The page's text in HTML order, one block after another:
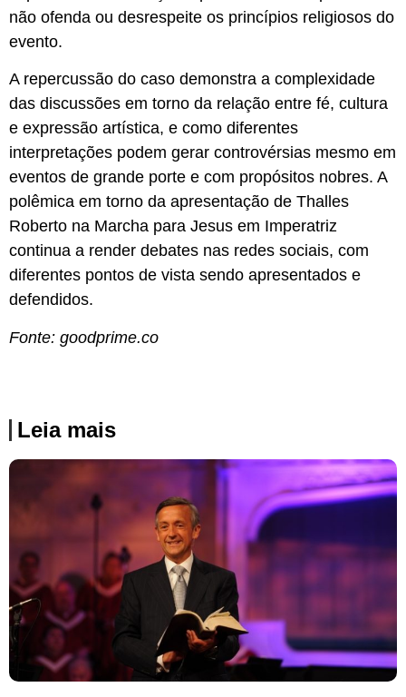
não ofenda ou desrespeite os princípios religiosos do
evento.
A repercussão do caso demonstra a complexidade
das discussões em torno da relação entre fé, cultura
e expressão artística, e como diferentes
interpretações podem gerar controvérsias mesmo em
eventos de grande porte e com propósitos nobres. A
polêmica em torno da apresentação de Thalles
Roberto na Marcha para Jesus em Imperatriz
continua a render debates nas redes sociais, com
diferentes pontos de vista sendo apresentados e
defendidos.
Fonte: goodprime.co
Leia mais